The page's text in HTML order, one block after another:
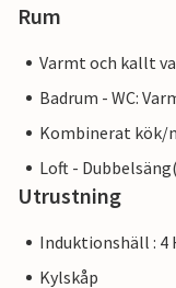
Rum
Varmt och kallt
Badrum - WC:
Kombinerat kök/
Loft -
Utrustning
Induktionshäll : 4
Kylskåp